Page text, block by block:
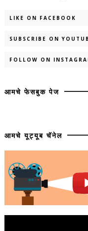
LIKE ON FACEBOOK
SUBSCRIBE ON
FOLLOW ON
आमचे फेसबुक पेज
आमचे यूट्यूब चॅनेल